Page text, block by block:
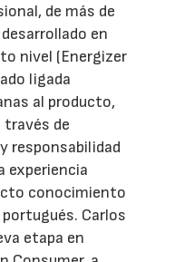
de más de
en
nivel (Energizer
ligada
al producto,
de
responsabilidad
experiencia
conocimiento
Carlos
etapa en